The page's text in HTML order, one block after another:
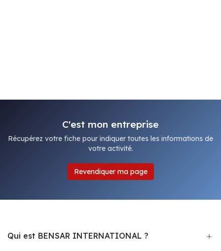
C'est mon entreprise
Récupérez votre fiche pour indiquer toutes les informations de
votre activité.
Revendiquer ma page
Qui est BENSAR INTERNATIONAL ?